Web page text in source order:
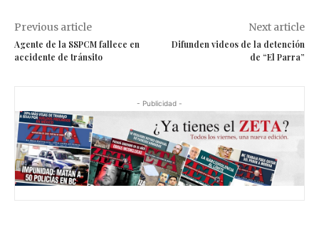
Previous article
Agente de la SSPCM fallece en
accidente de tránsito
Next article
Difunden videos de la detención
de “El Parra”
- Publicidad -